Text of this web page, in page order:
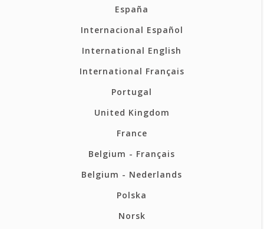
España
Internacional Español
International English
International Français
Portugal
United Kingdom
France
Belgium - Français
Belgium - Nederlands
Polska
Norsk